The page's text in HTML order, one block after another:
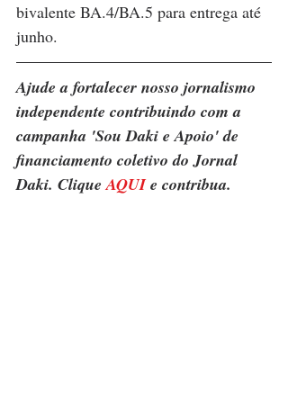
bivalente BA.4/BA.5 para entrega até
junho.
Ajude a fortalecer nosso jornalismo
independente contribuindo com a
campanha 'Sou Daki e Apoio' de
financiamento coletivo do Jornal
Daki. Clique AQUI e contribua.